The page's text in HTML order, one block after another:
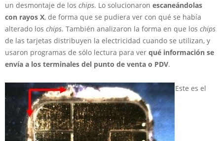
un desmontaje de los chips. Lo solucionaron escaneándolas
con rayos X, de forma que se pudiera ver con qué se había
alterado los chips. También analizaron la forma en que los chips
de las tarjetas distribuyen la electricidad cuando se utilizan, y
usaron programas de sólo lectura para ver qué información se
envía a los terminales del punto de venta o PDV.
Este es el